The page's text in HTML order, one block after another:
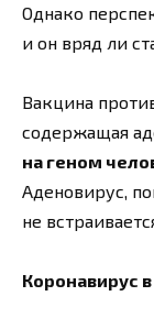
Однако
и он вряд ли
Вакцина
содержащая
на геном
Аденовирус,
не
Коронавирус